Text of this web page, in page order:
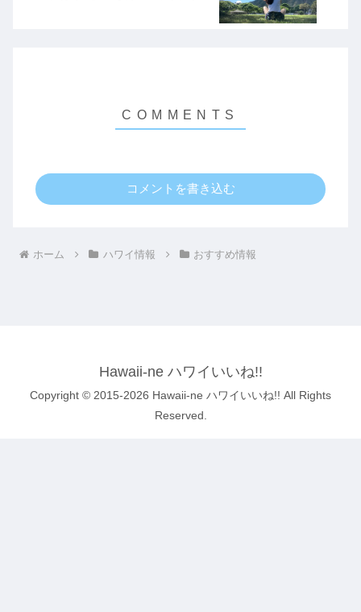
コメントを書き込む
ホーム ハワイ情報 おすすめ情報
Hawaii-ne ハワイいいね!!
Copyright © 2015-2026 Hawaii-ne ハワイいいね!! All Rights
Reserved.